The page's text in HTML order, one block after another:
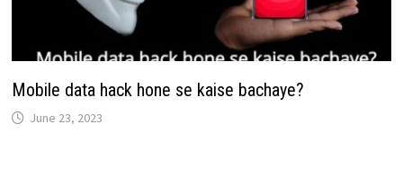
Mobile data hack hone se kaise bachaye?
June 23, 2023